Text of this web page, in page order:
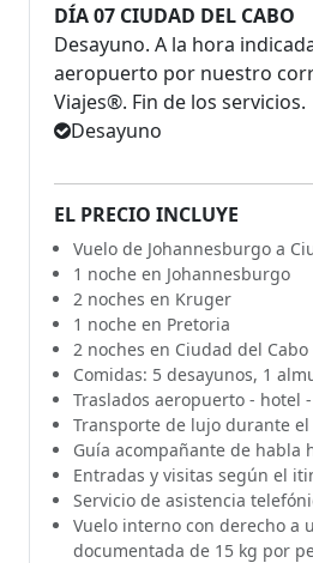
DÍA 07 CIUDAD DEL CABO
Desayuno. A la hora
aeropuerto por nuestro
Viajes®. Fin de los servicios.
Desayuno
EL PRECIO INCLUYE
Vuelo de Johannesburgo a
1 noche en Johannesburgo
2 noches en Kruger
1 noche en Pretoria
2 noches en Ciudad del Cabo
Comidas: 5 desayunos, 1
Traslados aeropuerto - hotel
Transporte de lujo durante el
Guía acompañante de habla
Entradas y visitas según el
Servicio de asistencia
Vuelo interno con derecho a
documentada de 15 kg por